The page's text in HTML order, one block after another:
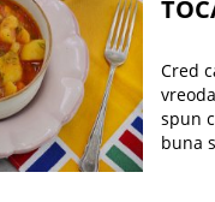
Cred
spun
buna